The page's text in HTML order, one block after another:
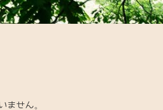
ません。